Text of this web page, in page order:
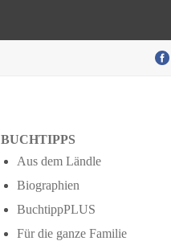
BUCHTIPPS
Aus dem Ländle
Biographien
BuchtippPLUS
Für die ganze Familie